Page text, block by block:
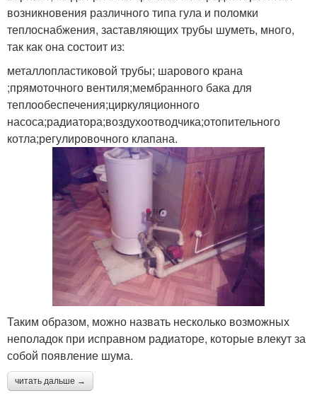
Воды в алюминиевой
батарее
Алюминиевая батарея
Воды в чугунной
батареи
Биметаллические
радиаторы
Воды в металлической
батарее
Теплоноситель в
батарее
Воды в
биметаллическом
радиаторе
возникновения различного типа гула и поломки
теплоснабжения, заставляющих трубы шуметь, много,
так как она состоит из:
металлопластиковой трубы; шарового крана
;прямоточного вентиля;мембранного бака для
теплообеспечения;циркуляционного
насоса;радиатора;воздухоотводчика;отопительного
котла;регулировочного клапана.
Таким образом, можно назвать несколько возможных
неполадок при исправном радиаторе, которые влекут за
собой появление шума.
читать дальше →